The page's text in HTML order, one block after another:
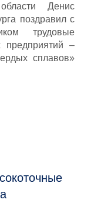
Денис
поздравил с
трудовые
предприятий –
сплавов»